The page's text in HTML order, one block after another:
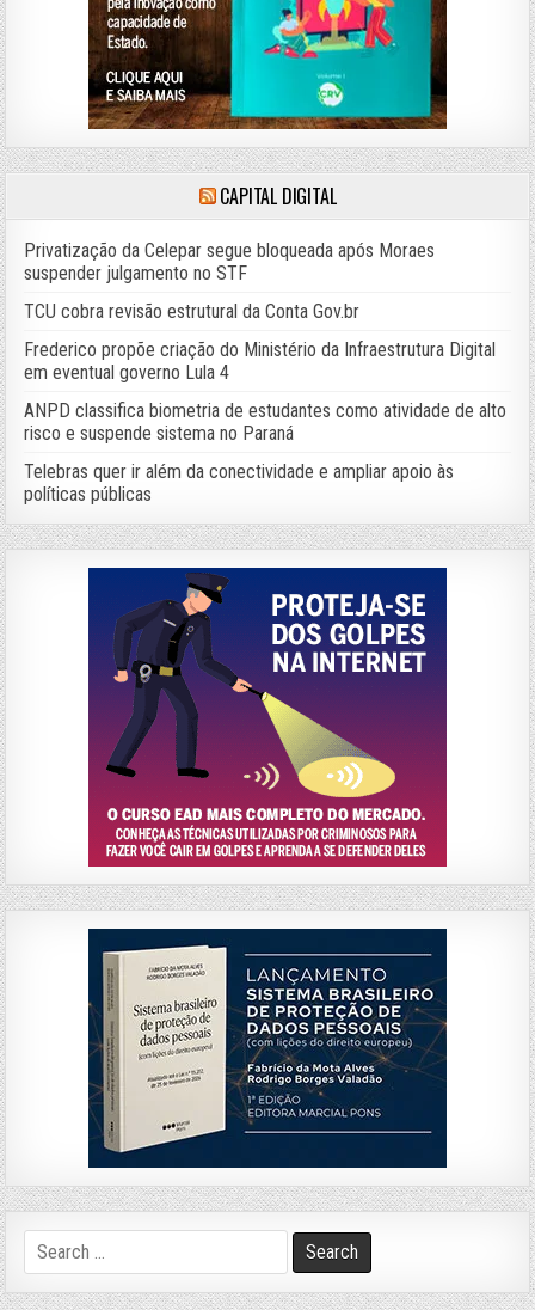
CAPITAL DIGITAL
Privatização da Celepar segue bloqueada após Moraes
suspender julgamento no STF
TCU cobra revisão estrutural da Conta Gov.br
Frederico propõe criação do Ministério da Infraestrutura Digital
em eventual governo Lula 4
ANPD classifica biometria de estudantes como atividade de alto
risco e suspende sistema no Paraná
Telebras quer ir além da conectividade e ampliar apoio às
políticas públicas
Search
for: